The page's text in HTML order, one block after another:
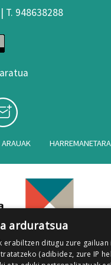
T. 948638288
ARAUAK
arduratsua
erabiltzen ditugu zure
(adibidez, zure IP